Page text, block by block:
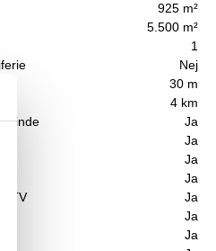
925 m²
5.500 m²
1
Nej
30 m
4 km
inde
Ja
Ja
Ja
Ja
TV
Ja
Ja
Ja